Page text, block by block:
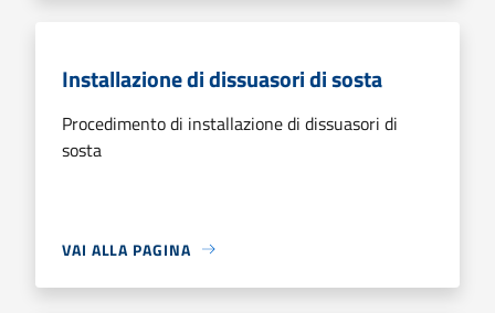
Installazione di dissuasori di sosta
Procedimento di installazione di dissuasori di
sosta
VAI ALLA PAGINA